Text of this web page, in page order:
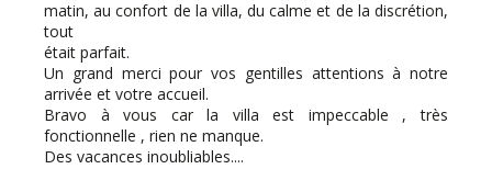
matin, au confort de la villa, du calme et de la discrétion,
tout
était parfait.
Un grand merci pour vos gentilles attentions à notre
arrivée et votre accueil.
Bravo à vous car la villa est impeccable , très
fonctionnelle , rien ne manque.
Des vacances inoubliables....